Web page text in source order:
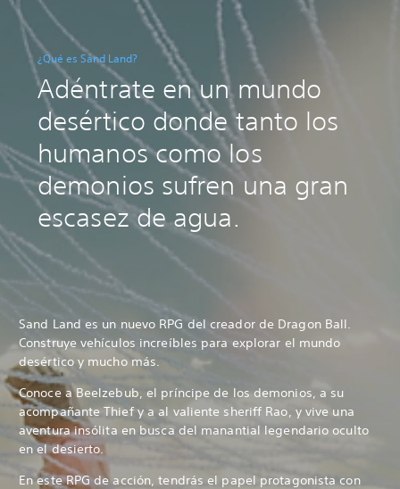
¿Qué es Sand Land?
Adéntrate en un mundo
desértico donde tanto los
humanos como los
demonios sufren una gran
escasez de agua.
Sand Land es un nuevo RPG del creador de Dragon Ball.
Construye vehículos increíbles para explorar el mundo
desértico y mucho más.
Conoce a Beelzebub, el príncipe de los demonios, a su
acompañante Thief y a al valiente sheriff Rao, y vive una
aventura insólita en busca del manantial legendario oculto
en el desierto.
En este RPG de acción, tendrás el papel protagonista con